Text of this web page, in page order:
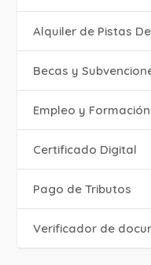
Alquiler de Pistas
Becas y
Empleo y Formación
Certificado Digital
Pago de Tributos
Verificador de